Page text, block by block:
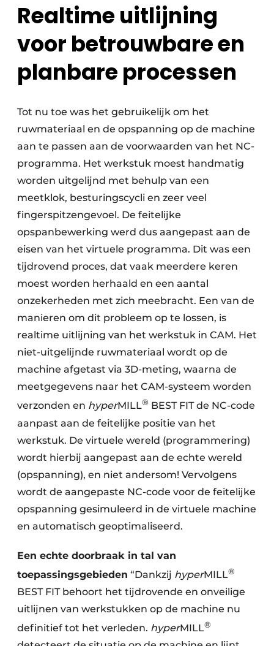
Realtime uitlijning
voor betrouwbare en
planbare processen
Tot nu toe was het gebruikelijk om het
ruwmateriaal en de opspanning op de machine
aan te passen aan de voorwaarden van het NC-
programma. Het werkstuk moest handmatig
worden uitgelijnd met behulp van een
meetklok, besturingscycli en zeer veel
fingerspitzengevoel. De feitelijke
opspanbewerking werd dus aangepast aan de
eisen van het virtuele programma. Dit was een
tijdrovend proces, dat vaak meerdere keren
moest worden herhaald en een aantal
onzekerheden met zich meebracht. Een van de
manieren om dit probleem op te lossen, is
realtime uitlijning van het werkstuk in CAM. Het
niet-uitgelijnde ruwmateriaal wordt op de
machine afgetast via 3D-meting, waarna de
meetgegevens naar het CAM-systeem worden
verzonden en hyperMILL® BEST FIT de NC-code
aanpast aan de feitelijke positie van het
werkstuk. De virtuele wereld (programmering)
wordt hierbij aangepast aan de echte wereld
(opspanning), en niet andersom! Vervolgens
wordt de aangepaste NC-code voor de feitelijke
opspanning gesimuleerd in de virtuele machine
en automatisch geoptimaliseerd.
Een echte doorbraak in tal van
toepassingsgebieden “Dankzij hyperMILL®
BEST FIT behoort het tijdrovende en onveilige
uitlijnen van werkstukken op de machine nu
definitief tot het verleden. hyperMILL®